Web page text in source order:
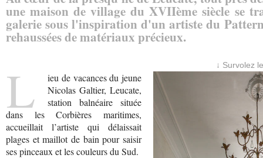
une maison de village du XVIIème siècle se
galerie sous l'inspiration d'un artiste du
rehaussées de matériaux précieux.
↓ Survolez
L
ieu de vacances du jeune
Nicolas Galtier, Leucate,
station balnéaire située
dans les Corbières maritimes,
accueillait l’artiste qui délaissait
plages et maillot de bain pour saisir
ses pinceaux et les couleurs du Sud.